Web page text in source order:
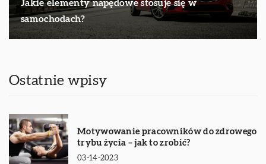
Jakie elementy napędowe stosuje się w
samochodach?
Ostatnie wpisy
Motywowanie pracowników do zdrowego
trybu życia – jak to zrobić?
03-14-2023